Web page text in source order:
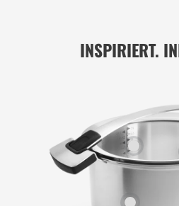
INSPIRIERT.